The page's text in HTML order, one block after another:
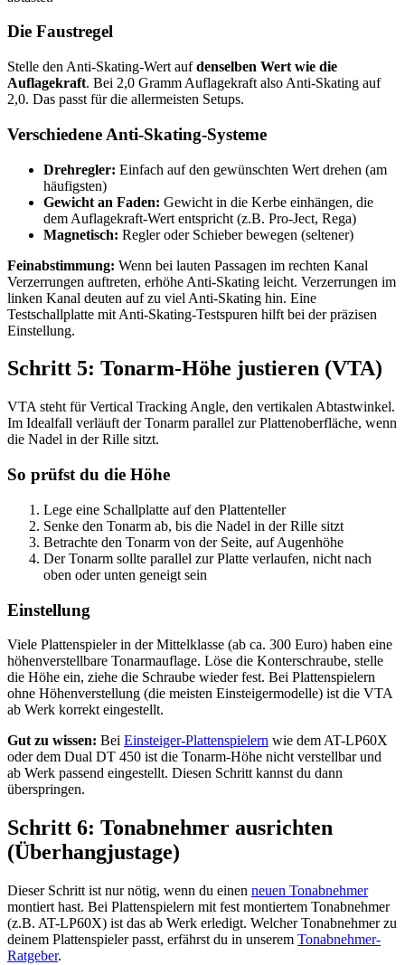
Die Faustregel
Stelle den Anti-Skating-Wert aufdenselben Wert wie die
Auflagekraft. Bei 2,0 Gramm Auflagekraft also Anti-Skating auf
2,0. Das passt für die allermeisten Setups.
Verschiedene Anti-Skating-Systeme
Drehregler: Einfach auf den gewünschten Wert drehen (am
häufigsten)
Gewicht an Faden: Gewicht in die Kerbe einhängen, die
dem Auflagekraft-Wert entspricht (z.B. Pro-Ject, Rega)
Magnetisch: Regler oder Schieber bewegen (seltener)
Feinabstimmung: Wenn bei lauten Passagen im rechten Kanal
Verzerrungen auftreten, erhöhe Anti-Skating leicht. Verzerrungen im
linken Kanal deuten auf zu viel Anti-Skating hin. Eine
Testschallplatte mit Anti-Skating-Testspuren hilft bei der präzisen
Einstellung.
Schritt 5: Tonarm-Höhe justieren (VTA)
VTA steht für Vertical Tracking Angle, den vertikalen Abtastwinkel.
Im Idealfall verläuft der Tonarm parallel zur Plattenoberfläche, wenn
die Nadel in der Rille sitzt.
So prüfst du die Höhe
Lege eine Schallplatte auf den Plattenteller
Senke den Tonarm ab, bis die Nadel in der Rille sitzt
Betrachte den Tonarm von der Seite, auf Augenhöhe
Der Tonarm sollte parallel zur Platte verlaufen, nicht nach
oben oder unten geneigt sein
Einstellung
Viele Plattenspieler in der Mittelklasse (ab ca. 300 Euro) haben eine
höhenverstellbare Tonarmauflage. Löse die Konterschraube, stelle
die Höhe ein, ziehe die Schraube wieder fest. Bei Plattenspielern
ohne Höhenverstellung (die meisten Einsteigermodelle) ist die VTA
ab Werk korrekt eingestellt.
Gut zu wissen: Bei Einsteiger-Plattenspielern wie dem AT-LP60X
oder dem Dual DT 450 ist die Tonarm-Höhe nicht verstellbar und
ab Werk passend eingestellt. Diesen Schritt kannst du dann
überspringen.
Schritt 6: Tonabnehmer ausrichten
(Überhangjustage)
Dieser Schritt ist nur nötig, wenn du einen neuen Tonabnehmer
montiert hast. Bei Plattenspielern mit fest montiertem Tonabnehmer
(z.B. AT-LP60X) ist das ab Werk erledigt. Welcher Tonabnehmer zu
deinem Plattenspieler passt, erfährst du in unserem Tonabnehmer-
Ratgeber.